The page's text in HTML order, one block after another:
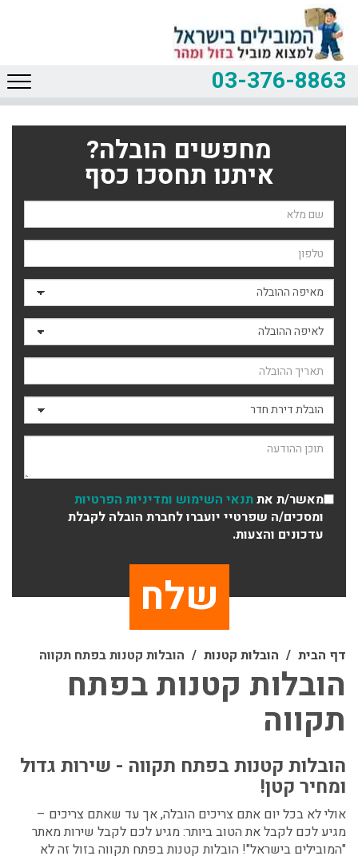
03-376-8863
מחפשים הובלה?
איתנו תחסכו כסף
שם השולח
טלפון
מאיפה ההובלה
לאיפה ההובלה
תאריך ההובלה
סוג ההובלה
תוכן ההודעה
מאשר/ת אתתנאי השימוש ומדיניות הפרטיות
ומסכים/ה שפרטיי יועברו לחברת הובלה לקבלת
עדכונים והצעות.
דף הבית הובלות קטנות הובלות קטנות בפתח תקווה
הובלות קטנות בפתח
תקווה
הובלות קטנות בפתח תקווה - שירות גדול
ומחיר קטן!
אולי לא בכל יום אתם צריכים הובלה, אך עד שאתם צריכים –
מגיע לכם לקבל את הטוב ביותר: מגיע לכם לקבל שירות מאתר
"המובילים בישראל"! הובלות קטנות בפתח תקווה בזול זה לא